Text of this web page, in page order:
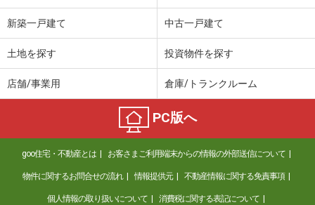
6.10万円
愛知県名古屋市中川区南脇町１丁目
7.50万円
住 所
愛知県名古屋市中川区南脇町１丁目
専有面積 60.86m²
間取り
2LDK
愛知県岡崎市稲熊町字海深
新築一戸建て 中古一戸建て
土地を探す 投資物件を探す
店舗/事業用 倉庫/トランクルーム
PC版へ
goo住宅・不動産とは お客さまご利用端末からの情報の外部送信について
物件に関するお問合せの流れ 情報提供元 不動産情報に関する免責事項
個人情報の取り扱いについて 消費税に関する表記について